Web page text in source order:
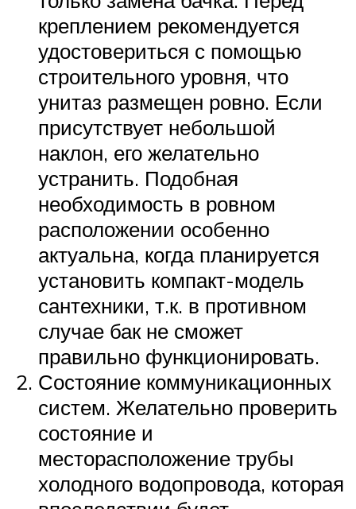
креплением рекомендуется
удостовериться с помощью
строительного уровня, что
унитаз размещен ровно. Если
присутствует небольшой
наклон, его желательно
устранить. Подобная
необходимость в ровном
расположении особенно
актуальна, когда планируется
установить компакт-модель
сантехники, т.к. в противном
случае бак не сможет
правильно функционировать.
Состояние коммуникационных
систем. Желательно проверить
состояние и
месторасположение трубы
холодного водопровода, которая